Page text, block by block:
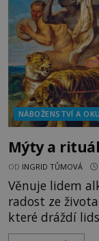
NÁBOŽENSTVÍ A
Mýty a
OD INGRID TŮMOVÁ
Věnuje lidem
radost ze
které dráždí
doopravdy